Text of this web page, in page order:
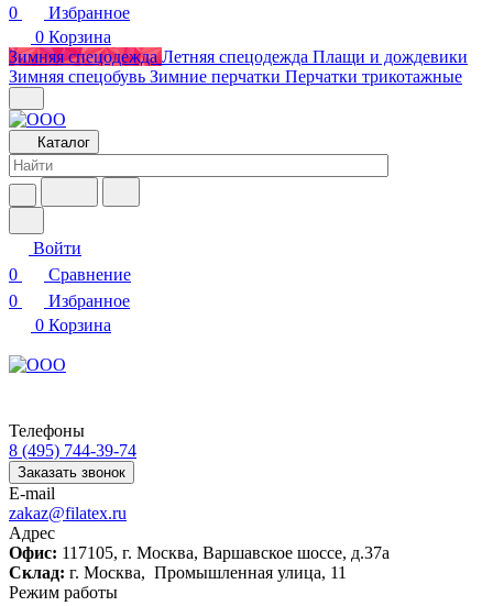
0
Избранное
0 Корзина
Зимняя спецодежда Летняя спецодежда Плащи и дождевики
Зимняя спецобувь Зимние перчатки Перчатки трикотажные
Каталог
Войти
0
Сравнение
0
Избранное
0 Корзина
Телефоны
8 (495) 744-39-74
Заказать звонок
E-mail
zakaz@filatex.ru
Адрес
Офис: 117105, г. Москва, Варшавское шоссе, д.37а
Склад: г. Москва, Промышленная улица, 11
Режим работы